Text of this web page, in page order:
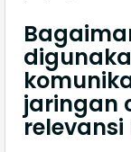
jaringan